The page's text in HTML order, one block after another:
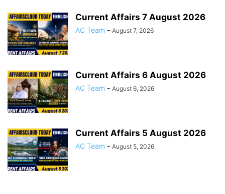
Current Affairs 7 August 2026
AC Team - August 7, 2026
Current Affairs 6 August 2026
AC Team - August 6, 2026
Current Affairs 5 August 2026
AC Team - August 5, 2026